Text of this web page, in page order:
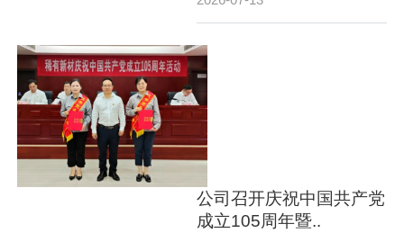
公司召开庆祝中国共产党
成立105周年暨..